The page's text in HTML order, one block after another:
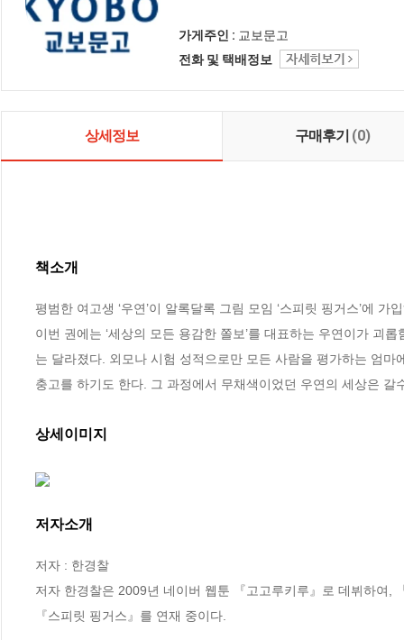
가게주인 : 교보문고
전화 및 택배정보
상세정보 구매후기 (0)
책소개
평범한 여고생 ‘우연’이 알록달록 그림 모임 ‘스피릿 핑거스’에
이번 권에는 ‘세상의 모든 용감한 쫄보’를 대표하는 우연이가 괴
는 달라졌다. 외모나 시험 성적으로만 모든 사람을 평가하는 엄
충고를 하기도 한다. 그 과정에서 무채색이었던 우연의 세상은 갈
상세이미지
저자소개
저자 : 한경찰
저자 한경찰은 2009년 네이버 웹툰 『고고루키루』로 데뷔하여,
『스피릿 핑거스』를 연재 중이다.